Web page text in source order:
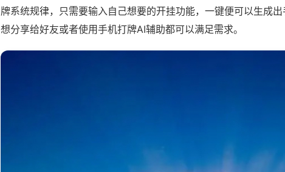
牌系统规律，只需要输入自己想要的开挂功能，一键便可以生成
想分享给好友或者使用手机打牌AI辅助都可以满足需求。